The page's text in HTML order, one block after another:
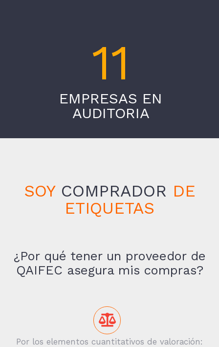
11
EMPRESAS EN
AUDITORIA
SOYCOMPRADOR DE
ETIQUETAS
¿Por qué tener un proveedor de
QAIFEC asegura mis compras?
Por los elementos cuantitativos de valoración: